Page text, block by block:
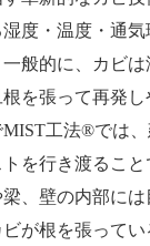
度・温度・通気
般的に、カビは
を張って再発
工法®では
を行き渡ること
、壁の内部に
が根を張って